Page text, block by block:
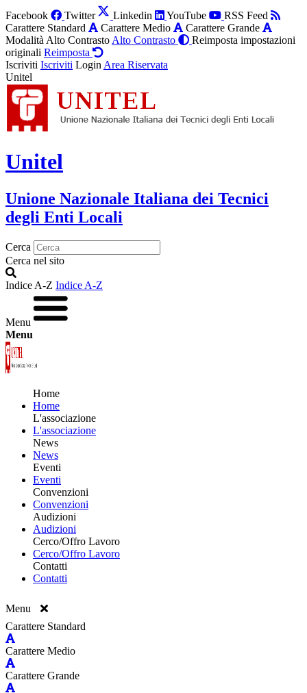
Facebook Twitter Linkedin YouTube
RSS Feed
Carattere Standard
Carattere Medio
Carattere Grande
Modalità Alto Contrasto Alto Contrasto
Reimposta impostazioni
originali Reimposta
Iscriviti Iscriviti Login Area Riservata
Unitel
Unitel
Unione Nazionale Italiana dei Tecnici
degli Enti Locali
Cerca
Cerca nel sito
Indice A-Z Indice A-Z
Menu
Menu
Home
Home
L'associazione
L'associazione
News
News
Eventi
Eventi
Convenzioni
Convenzioni
Audizioni
Audizioni
Cerco/Offro Lavoro
Cerco/Offro Lavoro
Contatti
Contatti
Menu
Carattere Standard
Carattere Medio
Carattere Grande